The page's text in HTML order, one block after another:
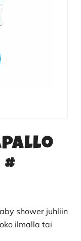
shower juhliin
ilmalla tai